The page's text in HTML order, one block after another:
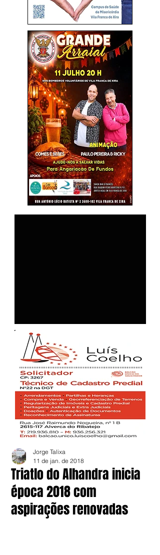
Triatlo do Alhandra inicia
época 2018 com
aspirações renovadas
Jorge Talixa
11 de jan. de 2018